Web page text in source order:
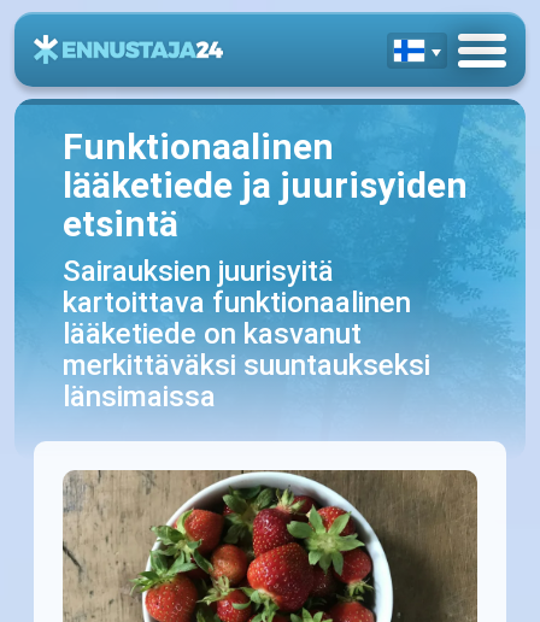
Funktionaalinen
lääketiede ja juurisyiden
etsintä
Sairauksien juurisyitä
kartoittava funktionaalinen
lääketiede on kasvanut
merkittäväksi suuntaukseksi
länsimaissa